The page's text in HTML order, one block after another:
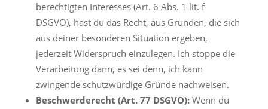
berechtigten Interesses (Art. 6 Abs. 1 lit. f
DSGVO), hast du das Recht, aus Gründen, die sich
aus deiner besonderen Situation ergeben,
jederzeit Widerspruch einzulegen. Ich stoppe die
Verarbeitung dann, es sei denn, ich kann
zwingende schutzwürdige Gründe nachweisen.
Beschwerderecht (Art. 77 DSGVO):Wenn du